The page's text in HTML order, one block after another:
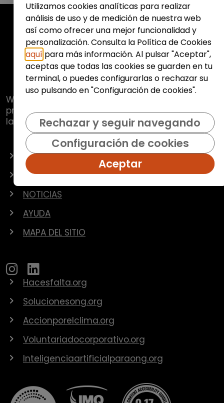
Web de
pretende promover y fomentar la inclusión
laboral de colectivos vulnerables.
OFERTAS
EMPRESAS
NOTICIAS
AYUDA
MAPA DEL SITIO
Hacesfalta.org
Solucionesong.org
Accionporelclima.org
Voluntariadocorporativo.org
Inteligenciaartificialparaong.org
Utilizamos cookies analíticas para realizar
análisis de uso y de medición de nuestra web
así como ofrecer una mejor funcionalidad y
personalización. Consulta la Política de Cookies
aquí para más información. Al pulsar "Aceptar",
aceptas que todas las cookies se guarden en tu
terminal, o puedes configurarlas o rechazar su
uso pulsando en "Configuración de cookies".
Rechazar y seguir navegando
Configuración de cookies
Aceptar